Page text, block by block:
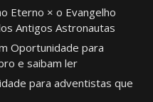
Eterno × o Evangelho
Antigos Astronautas
Oportunidade para
e saibam ler
para adventistas que